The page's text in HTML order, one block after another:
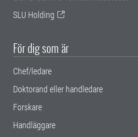
SLU Holding
För dig som är
Chef/ledare
Doktorand eller handledare
Forskare
Handläggare